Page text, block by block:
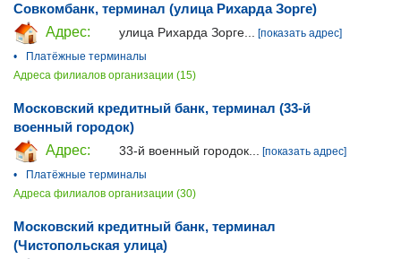
Совкомбанк, терминал (улица Рихарда Зорге)
Адрес:
улица Рихарда Зорге... [показать адрес]
•
Платёжные терминалы
Адреса филиалов организации (15)
Московский кредитный банк, терминал (33-й
военный городок)
Адрес:
33-й военный городок...
[показать адрес]
•
Платёжные терминалы
Адреса филиалов организации (30)
Московский кредитный банк, терминал
(Чистопольская улица)